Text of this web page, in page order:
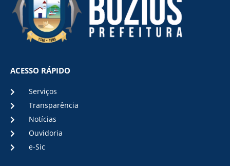
ACESSO RÁPIDO
Serviços
Transparência
Notícias
Ouvidoria
e-Sic